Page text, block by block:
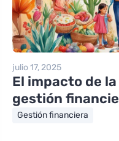
julio 17, 2025
El impacto de
gestión
Gestión financiera